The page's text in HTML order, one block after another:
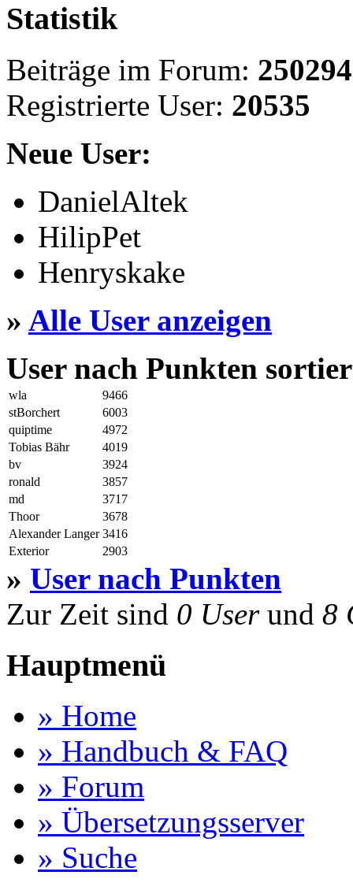
Statistik
Beiträge im Forum: 250294
Registrierte User: 20535
Neue User:
DanielAltek
HilipPet
Henryskake
» Alle User anzeigen
User nach Punkten
wla
9466
stBorchert
6003
quiptime
4972
Tobias Bähr
4019
bv
3924
ronald
3857
md
3717
Thoor
3678
Alexander Langer 3416
Exterior
2903
» User nach Punkten
Zur Zeit sind 0 Userund 8
Hauptmenü
» Home
» Handbuch & FAQ
» Forum
» Übersetzungsserver
» Suche